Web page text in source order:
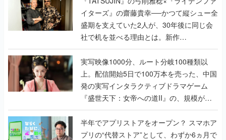
イターズ』の齋藤貴幸──かつて縦シュー全
盛期を支えていた2人が、30年後に同じ会
社で机を並べる理由とは。新作
『TATSUJIN EXTREME』で初タッグを組
んだレジェンド2人に訊く開発秘話
実写映像1000分、ルート分岐100種類以
上。配信開始5日で100万本を売った、中国
発の実写インタラクティブドラマゲーム
『盛世天下：女帝への道II』の、規模が違
うこだわりをプロデューサーに聞いた
半年でアプリストアをオープン？ スマホア
プリの“代替ストア”として、わずか6ヵ月で